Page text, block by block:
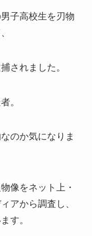
子高校生を刃物
されました。
。
のか気になりま
像をネット上・
アから調査し、
す。